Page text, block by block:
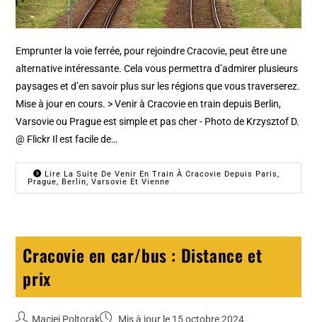
Emprunter la voie ferrée, pour rejoindre Cracovie, peut être une
alternative intéressante. Cela vous permettra d’admirer plusieurs
paysages et d’en savoir plus sur les régions que vous traverserez.
Mise à jour en cours. > Venir à Cracovie en train depuis Berlin,
Varsovie ou Prague est simple et pas cher - Photo de Krzysztof D.
@ Flickr Il est facile de…
Lire La Suite De Venir En Train À Cracovie Depuis Paris,
Prague, Berlin, Varsovie Et Vienne
Cracovie en car/bus : Distance et
prix
Maciej Poltorak Mis à jour le 15 octobre 2024